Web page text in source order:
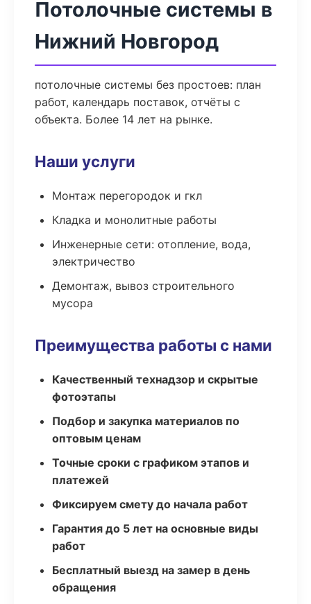
Потолочные системы в
Нижний Новгород
потолочные системы без простоев: план
работ, календарь поставок, отчёты с
объекта. Более 14 лет на рынке.
Наши услуги
Монтаж перегородок и гкл
Кладка и монолитные работы
Инженерные сети: отопление, вода,
электричество
Демонтаж, вывоз строительного
мусора
Преимущества работы с нами
Качественный технадзор и скрытые
фотоэтапы
Подбор и закупка материалов по
оптовым ценам
Точные сроки с графиком этапов и
платежей
Фиксируем смету до начала работ
Гарантия до 5 лет на основные виды
работ
Бесплатный выезд на замер в день
обращения